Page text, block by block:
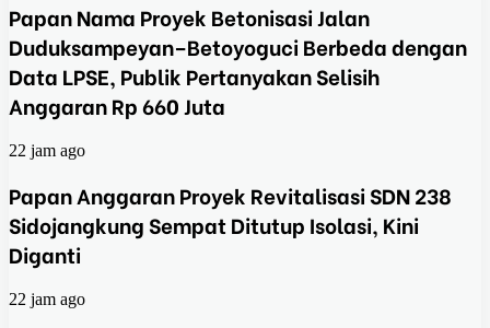
Papan Nama Proyek Betonisasi Jalan
Duduksampeyan–Betoyoguci Berbeda dengan
Data LPSE, Publik Pertanyakan Selisih
Anggaran Rp 660 Juta
22 jam ago
Papan Anggaran Proyek Revitalisasi SDN 238
Sidojangkung Sempat Ditutup Isolasi, Kini
Diganti
22 jam ago